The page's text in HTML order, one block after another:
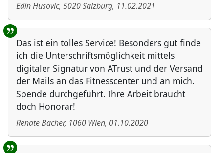
Edin Husovic, 5020Salzburg, 11.02.2021
Das ist ein tolles Service! Besonders gut finde
ich die Unterschriftsmöglichkeit mittels
digitaler Signatur von ATrust und der Versand
der Mails an das Fitnesscenter und an mich.
Spende durchgeführt. Ihre Arbeit braucht
doch Honorar!
Renate Bacher, 1060 Wien, 01.10.2020